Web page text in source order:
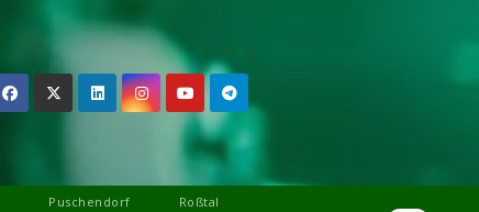
Puschendorf Roßtal